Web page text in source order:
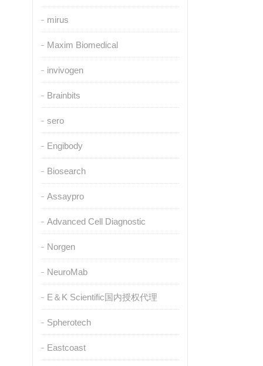
mirus
Maxim Biomedical
invivogen
Brainbits
sero
Engibody
Biosearch
Assaypro
Advanced Cell Diagnostic
Norgen
NeuroMab
E＆K Scientific国内授权代理
Spherotech
Eastcoast